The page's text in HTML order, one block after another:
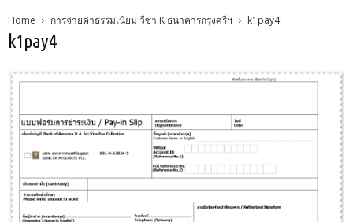
Home การจ่ายค่าธรรมเนียม วีซ่า K ธนาคารกรุงศรีฯ k1pay4
k1pay4